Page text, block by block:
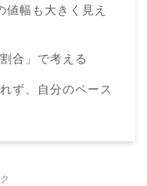
値幅も大きく見え
合」で考える
ず、自分のペース